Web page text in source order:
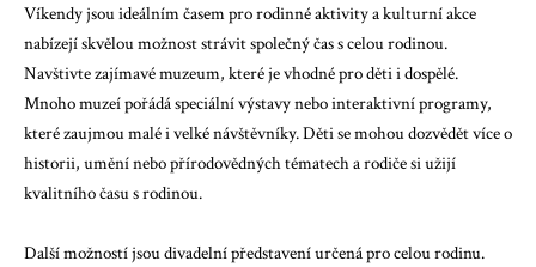
Víkendy jsou ideálním časem pro rodinné aktivity a kulturní akce
nabízejí skvělou možnost strávit společný čas s celou rodinou.
Navštivte zajímavé muzeum, které je vhodné pro děti i dospělé.
Mnoho muzeí pořádá speciální výstavy nebo interaktivní programy,
které zaujmou malé i velké návštěvníky. Děti se mohou dozvědět více o
historii, umění nebo přírodovědných tématech a rodiče si užijí
kvalitního času s rodinou.
Další možností jsou divadelní představení určená pro celou rodinu.